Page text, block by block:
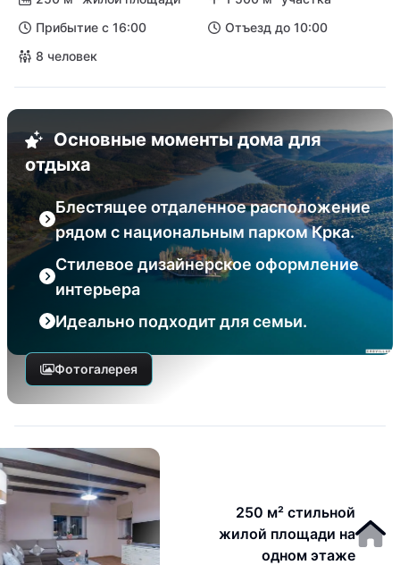
Прибытие с 16:00
Отъезд до 10:00
8 человек
Основные моменты дома для
отдыха
Блестящее отдаленное расположение
рядом с национальным парком Крка.
Стилевое дизайнерское оформление
интерьера
Идеально подходит для семьи.
Фотогалерея
250 м² стильной
жилой площади на
одном этаже